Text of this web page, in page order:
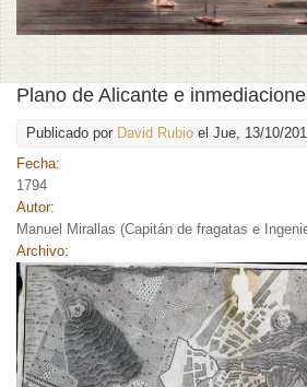
Plano de Alicante e
Publicado por David Rubio el Jue, 13/10/
Fecha:
1794
Autor:
Manuel Mirallas (Capitán de fragatas e
Archivo: